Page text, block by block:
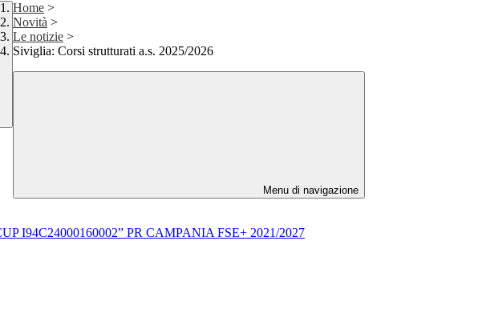
Home >
Novità >
Le notizie >
Siviglia: Corsi strutturati a.s. 2025/2026
Menu di navigazione
I94C24000160002” PR CAMPANIA FSE+ 2021/2027